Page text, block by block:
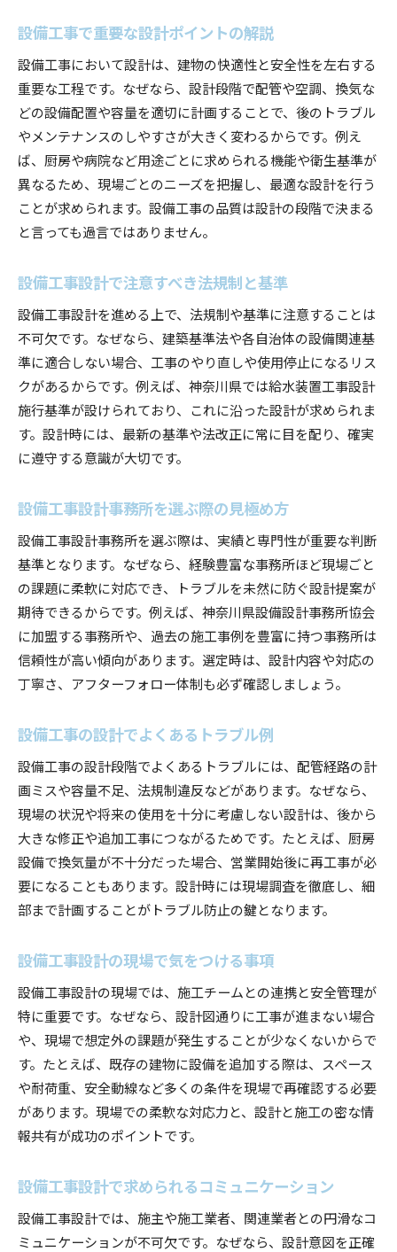
設備工事で重要な設計ポイントの解説
設備工事において設計は、建物の快適性と安全性を左右する
重要な工程です。なぜなら、設計段階で配管や空調、換気な
どの設備配置や容量を適切に計画することで、後のトラブル
やメンテナンスのしやすさが大きく変わるからです。例え
ば、厨房や病院など用途ごとに求められる機能や衛生基準が
異なるため、現場ごとのニーズを把握し、最適な設計を行う
ことが求められます。設備工事の品質は設計の段階で決まる
と言っても過言ではありません。
設備工事設計で注意すべき法規制と基準
設備工事設計を進める上で、法規制や基準に注意することは
不可欠です。なぜなら、建築基準法や各自治体の設備関連基
準に適合しない場合、工事のやり直しや使用停止になるリス
クがあるからです。例えば、神奈川県では給水装置工事設計
施行基準が設けられており、これに沿った設計が求められま
す。設計時には、最新の基準や法改正に常に目を配り、確実
に遵守する意識が大切です。
設備工事設計事務所を選ぶ際の見極め方
設備工事設計事務所を選ぶ際は、実績と専門性が重要な判断
基準となります。なぜなら、経験豊富な事務所ほど現場ごと
の課題に柔軟に対応でき、トラブルを未然に防ぐ設計提案が
期待できるからです。例えば、神奈川県設備設計事務所協会
に加盟する事務所や、過去の施工事例を豊富に持つ事務所は
信頼性が高い傾向があります。選定時は、設計内容や対応の
丁寧さ、アフターフォロー体制も必ず確認しましょう。
設備工事の設計でよくあるトラブル例
設備工事の設計段階でよくあるトラブルには、配管経路の計
画ミスや容量不足、法規制違反などがあります。なぜなら、
現場の状況や将来の使用を十分に考慮しない設計は、後から
大きな修正や追加工事につながるためです。たとえば、厨房
設備で換気量が不十分だった場合、営業開始後に再工事が必
要になることもあります。設計時には現場調査を徹底し、細
部まで計画することがトラブル防止の鍵となります。
設備工事設計の現場で気をつける事項
設備工事設計の現場では、施工チームとの連携と安全管理が
特に重要です。なぜなら、設計図通りに工事が進まない場合
や、現場で想定外の課題が発生することが少なくないからで
す。たとえば、既存の建物に設備を追加する際は、スペース
や耐荷重、安全動線など多くの条件を現場で再確認する必要
があります。現場での柔軟な対応力と、設計と施工の密な情
報共有が成功のポイントです。
設備工事設計で求められるコミュニケーション
設備工事設計では、施主や施工業者、関連業者との円滑なコ
ミュニケーションが不可欠です。なぜなら、設計意図を正確